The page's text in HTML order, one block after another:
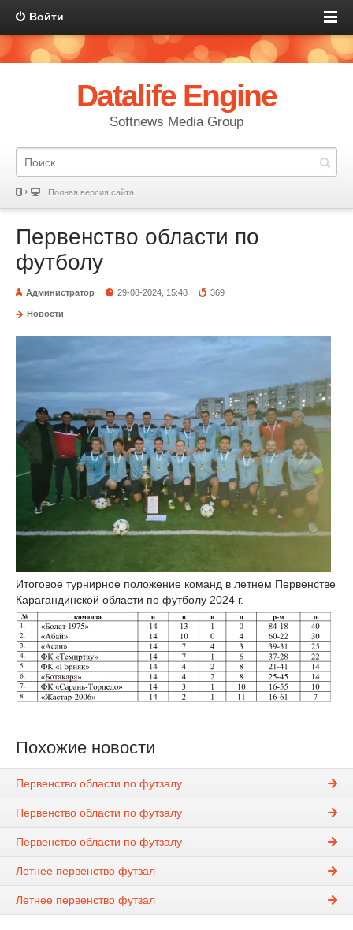
Войти
Datalife Engine
Softnews Media Group
Полная версия сайта
Первенство области по
футболу
Администратор 29-08-2024, 15:48 369
Новости
Итоговое турнирное положение команд в летнем Первенстве
Карагандинской области по футболу 2024 г.
Похожие новости
Первенство области по футзалу
Первенство области по футзалу
Первенство области по футзалу
Летнее первенство футзал
Летнее первенство футзал